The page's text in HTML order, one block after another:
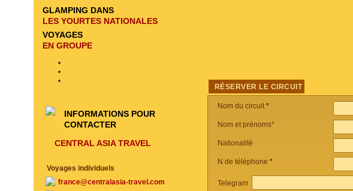
RÉSERVER LE CIRCUIT
Nom du circuit*
Nom et prénoms*
Nationalité
N de téléphone *
Telegram
GLAMPING DANS
LES YOURTES NATIONALES
VOYAGES
EN GROUPE
INFORMATIONS POUR
CONTACTER
CENTRAL ASIA TRAVEL
Voyages individuels
france@centralasia-travel.com